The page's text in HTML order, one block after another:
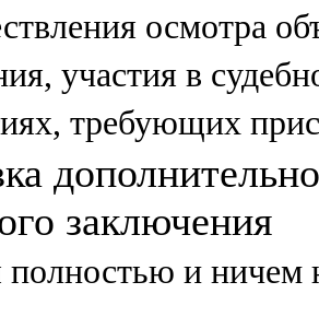
осмотра
участия в
требующих
заключения
полностью и ничем